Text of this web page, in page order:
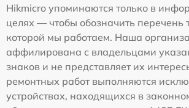
Hikmicro упоминаются только в
целях — чтобы обозначить перечень
которой мы работаем. Наша
аффилирована с владельцами
знаков и не представляет их
ремонтных работ выполняются
устройствах, находящихся в